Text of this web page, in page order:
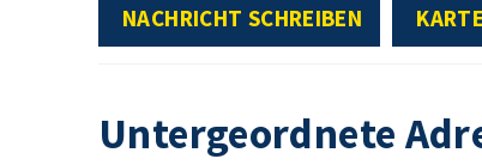
NACHRICHT SCHREIBEN
Untergeordnete